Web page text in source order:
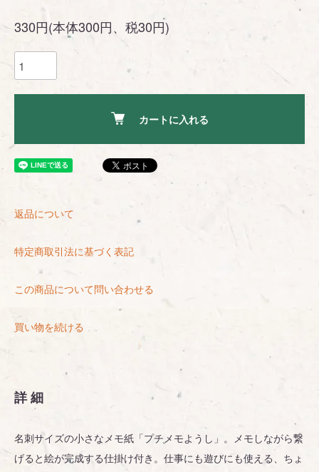
330円(本体300円、税30円)
カートに入れる
返品について
特定商取引法に基づく表記
この商品について問い合わせる
買い物を続ける
詳細
名刺サイズの小さなメモ紙「プチメモようし」。メモしながら繋
げると絵が完成する仕掛け付き。仕事にも遊びにも使える、ちょ